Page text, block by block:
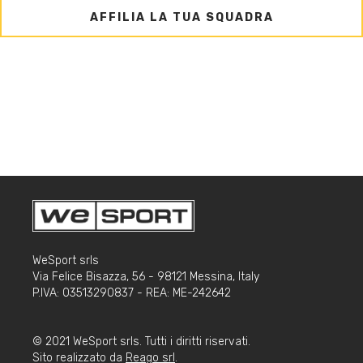
AFFILIA LA TUA SQUADRA
WeSport srls
Via Felice Bisazza, 56 - 98121 Messina, Italy
P.IVA: 03513290837 - REA: ME-242642
© 2021 WeSport srls. Tutti i diritti riservati.
Sito realizzato da Reago srl .